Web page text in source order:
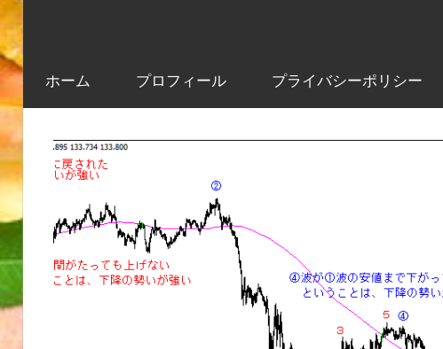
ホーム プロフィール プライバシーポリシー